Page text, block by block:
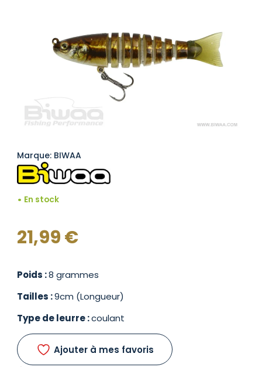
Marque: BIWAA
En stock
21,99€
Poids :8 grammes
Tailles :9cm (Longueur)
Type de leurre :coulant
Ajouter à mes favoris